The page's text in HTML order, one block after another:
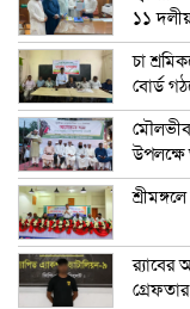
১১
চা
বোর্ড
র‍্যাবের